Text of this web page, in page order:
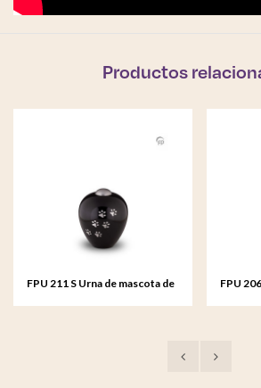
Productos
FPU 211 S Urna de mascota de
FPU